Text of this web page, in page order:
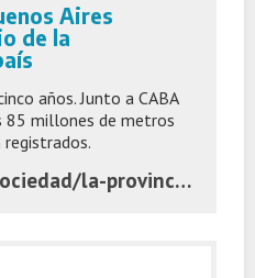
Aires
de la
años. Junto a CABA
85 millones de metros
https://dib.com.ar/sociedad/la-provincia-buenos-aires-concentra-un-tercio-la-construccion-del-pais-n54039